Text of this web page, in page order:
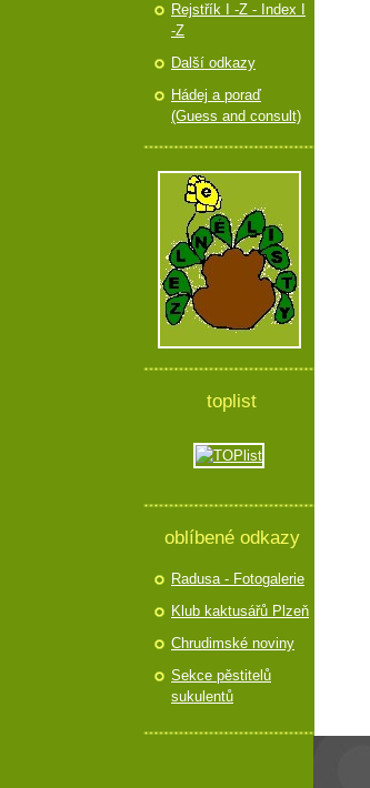
Rejstřík I -Z - Index I
-Z
Další odkazy
Hádej a poraď
(Guess and consult)
toplist
oblíbené odkazy
Radusa - Fotogalerie
Klub kaktusářů Plzeň
Chrudimské noviny
Sekce pěstitelů
sukulentů